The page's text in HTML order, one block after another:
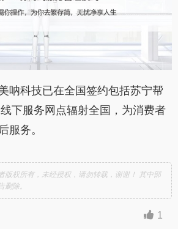
呐科技已在全国签约包括苏宁帮
下服务网点辐射全国，为消费者
服务。
版权所有，未经授权，请勿转载，谢谢！ 其中部
删除。
1